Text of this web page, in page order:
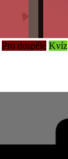
Pro dospělé Kvíz